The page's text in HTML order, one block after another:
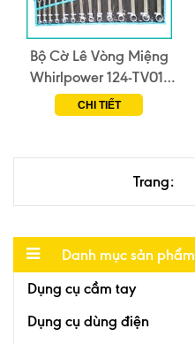
Bộ Cờ Lê Vòng Miệng
Whirlpower 124-TV01-
0414 (14 Chi Tiết)
CHI TIẾT
Trang:
Danh mục sản phẩm
Dụng cụ cầm tay
Dụng cụ dùng điện